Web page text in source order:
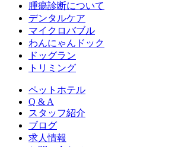
腫瘍診断について
デンタルケア
マイクロバブル
わんにゃんドック
ドッグラン
トリミング
ペットホテル
Q & A
スタッフ紹介
ブログ
求人情報